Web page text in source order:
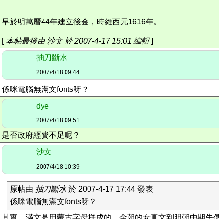
早於明萬曆44年建立後金，時維西元1616年。
[本帖最後由 沙文 於 2007-4-17 15:01 編輯]
抽刀斷水
2007/4/18 09:44
係咪電腦無滿文fonts呀？
dye
2007/4/18 09:51
是否政府經費不足呢？
沙文
2007/4/18 10:39
原帖由 抽刀斷水於 2007-4-17 17:44 發表
係咪電腦無滿文fonts呀？
其實，滿文是用蒙古字母拼成的。金朝的女真文到明朝中期失